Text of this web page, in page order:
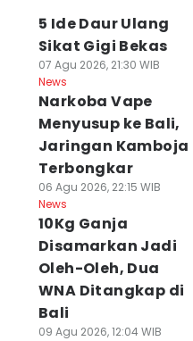
5 Ide Daur Ulang
Sikat Gigi Bekas
07 Agu 2026, 21:30 WIB
News
Narkoba Vape
Menyusup ke Bali,
Jaringan Kamboja
Terbongkar
06 Agu 2026, 22:15 WIB
News
10Kg Ganja
Disamarkan Jadi
Oleh-Oleh, Dua
WNA Ditangkap di
Bali
09 Agu 2026, 12:04 WIB